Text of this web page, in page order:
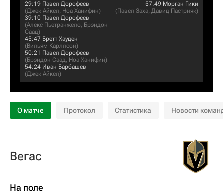
29:19 Павел Дорофеев
(Джек Айкел, Ноа Ханифин)
39:10 Павел Дорофеев
(Алекс Пьетранжело, Брэндон
Саад)
45:47 Бретт Хауден
(Вильям Карллсон)
50:21 Павел Дорофеев
(Брэндон Саад, Ноа Ханифин)
54:24 Иван Барбашев
(Джек Айкел)
57:49 Морган Гики
(Павел Заха, Давид Пастрняк)
О матче Протокол Статистика Новости
Вегас
На поле